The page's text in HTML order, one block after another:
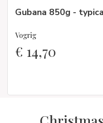
Gubana 850g -
Vogrig
€ 14,70